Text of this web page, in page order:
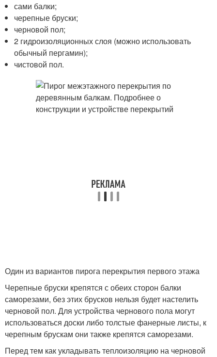
сами балки;
черепные бруски;
черновой пол;
2 гидроизоляционных слоя (можно использовать
обычный пергамин);
чистовой пол.
Один из вариантов пирога перекрытия первого этажа
Черепные бруски крепятся с обеих сторон балки
саморезами, без этих брусков нельзя будет настелить
черновой пол. Для устройства чернового пола могут
использоваться доски либо толстые фанерные листы, к
черепным брускам они также крепятся саморезами.
Перед тем как укладывать теплоизоляцию на черновой